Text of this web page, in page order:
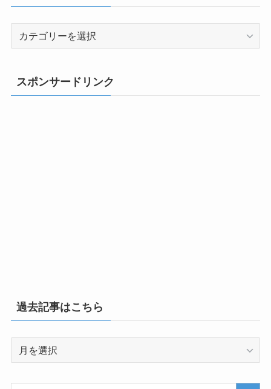
スポンサードリンク
過去記事はこちら